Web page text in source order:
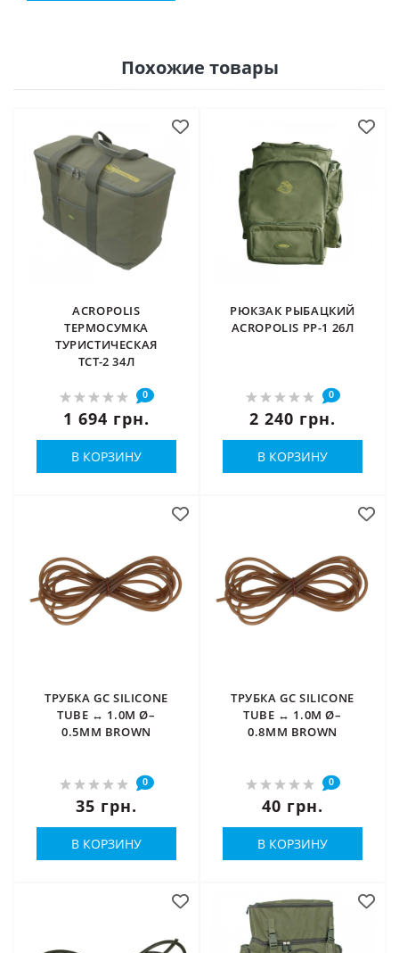
Похожие товары
ACROPOLIS
ТЕРМОСУМКА
ТУРИСТИЧЕСКАЯ
ТСТ-2 34Л
0
1 694 грн.
В КОРЗИНУ
РЮКЗАК РЫБАЦКИЙ
ACROPOLIS РР-1 26Л
0
2 240 грн.
В КОРЗИНУ
ТРУБКА GC SILICONE
TUBE ↔ 1.0М Ø–
0.5ММ BROWN
0
35 грн.
В КОРЗИНУ
ТРУБКА GC SILICONE
TUBE ↔ 1.0М Ø–
0.8ММ BROWN
0
40 грн.
В КОРЗИНУ